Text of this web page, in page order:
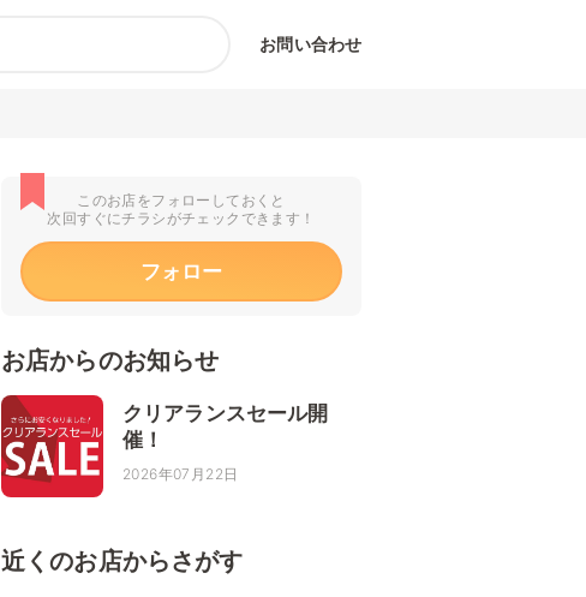
お問い合わせ
このお店をフォローしておくと
次回すぐにチラシがチェックできます！
フォロー
お店からのお知らせ
クリアランスセール開
催！
2026年07月22日
近くのお店からさがす